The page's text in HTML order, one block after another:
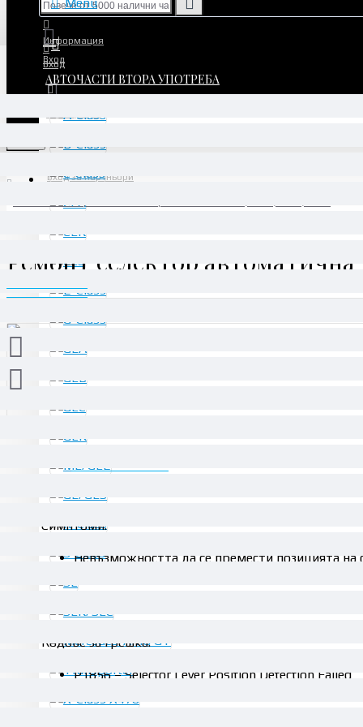
Информация
Вход за партньори
Вход
АВТОЧАСТИ ВТОРА УПОТРЕБА
Вход
Ремонт селектор автоматична
Симптоми:
Невъзможността да се премести позицията на
Липсваща индикация за актулната предавка
Кодове за грешка:
P1856 – Selector Lever Position Detection Failed
P240C – CAN Signal Selector Lever Position N15/